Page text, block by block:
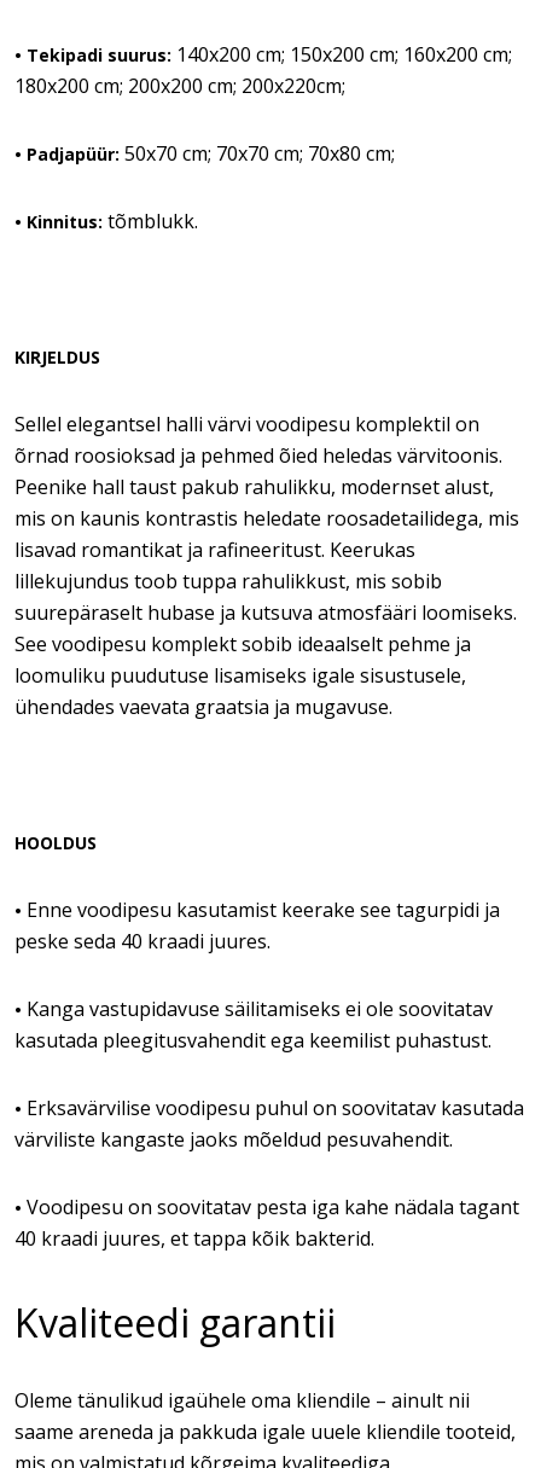
• Tekipadi suurus: 140x200 cm; 150x200 cm; 160x200 cm;
180x200 cm; 200x200 cm; 200x220cm;
• Padjapüür: 50x70 cm; 70x70 cm; 70x80 cm;
• Kinnitus: tõmblukk.
KIRJELDUS
Sellel elegantsel halli värvi voodipesu komplektil on
õrnad roosioksad ja pehmed õied heledas värvitoonis.
Peenike hall taust pakub rahulikku, modernset alust,
mis on kaunis kontrastis heledate roosadetailidega, mis
lisavad romantikat ja rafineeritust. Keerukas
lillekujundus toob tuppa rahulikkust, mis sobib
suurepäraselt hubase ja kutsuva atmosfääri loomiseks.
See voodipesu komplekt sobib ideaalselt pehme ja
loomuliku puudutuse lisamiseks igale sisustusele,
ühendades vaevata graatsia ja mugavuse.
HOOLDUS
• Enne voodipesu kasutamist keerake see tagurpidi ja
peske seda 40 kraadi juures.
• Kanga vastupidavuse säilitamiseks ei ole soovitatav
kasutada pleegitusvahendit ega keemilist puhastust.
• Erksavärvilise voodipesu puhul on soovitatav kasutada
värviliste kangaste jaoks mõeldud pesuvahendit.
• Voodipesu on soovitatav pesta iga kahe nädala tagant
40 kraadi juures, et tappa kõik bakterid.
Kvaliteedi garantii
Oleme tänulikud igaühele oma kliendile – ainult nii
saame areneda ja pakkuda igale uuele kliendile tooteid,